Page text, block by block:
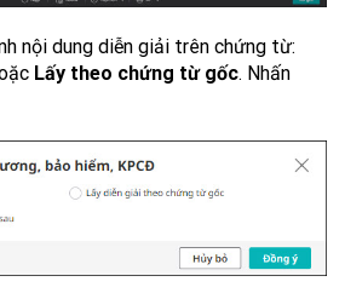
nội dung diễn giải trên chứng từ:
Lấy theo chứng từ gốc. Nhấn